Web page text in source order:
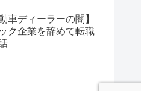
車ディーラーの闇】
ク企業を辞めて転職